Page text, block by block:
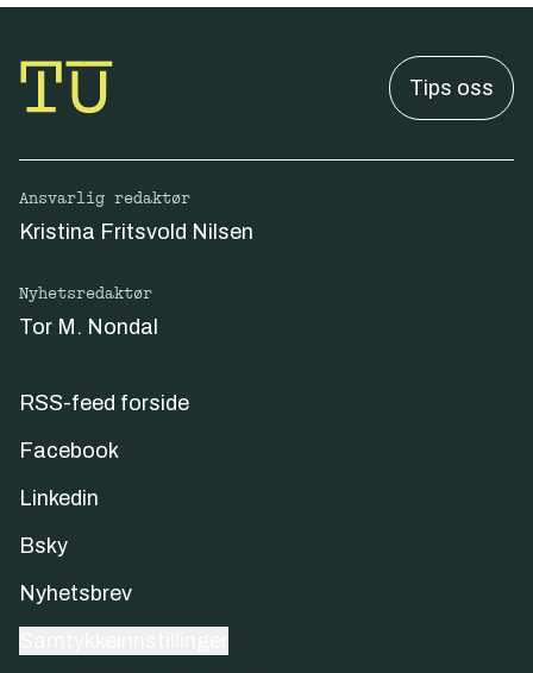
Tips oss
Ansvarlig redaktør
Kristina Fritsvold Nilsen
Nyhetsredaktør
Tor M. Nondal
RSS-feed forside
Facebook
Linkedin
Bsky
Nyhetsbrev